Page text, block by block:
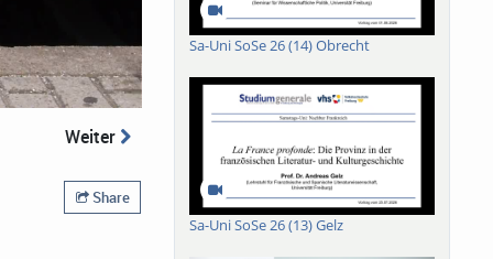
Weiter
Share
Sa-Uni SoSe 26 (14) Obrecht
Sa-Uni SoSe 26 (13) Gelz